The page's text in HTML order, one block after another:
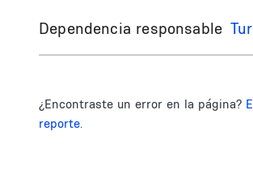
Dependencia responsable
¿Encontraste un error en la página?
reporte.